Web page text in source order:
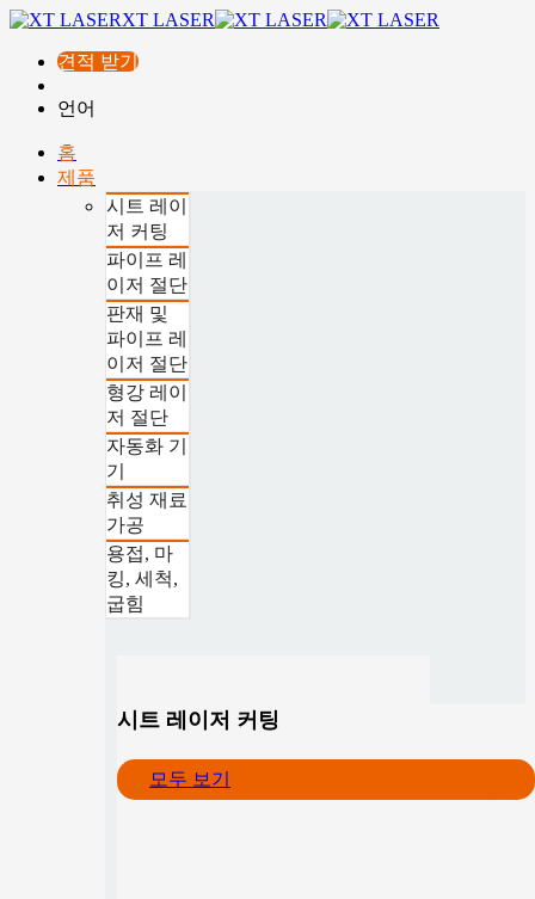
XT LASER
견적 받기
언어
홈
제품
시트 레이
저 커팅
파이프 레
이저 절단
판재 및
파이프 레
이저 절단
형강 레이
저 절단
자동화 기
기
취성 재료
가공
용접, 마
킹, 세척,
굽힘
시트 레이저 커팅
모두 보기